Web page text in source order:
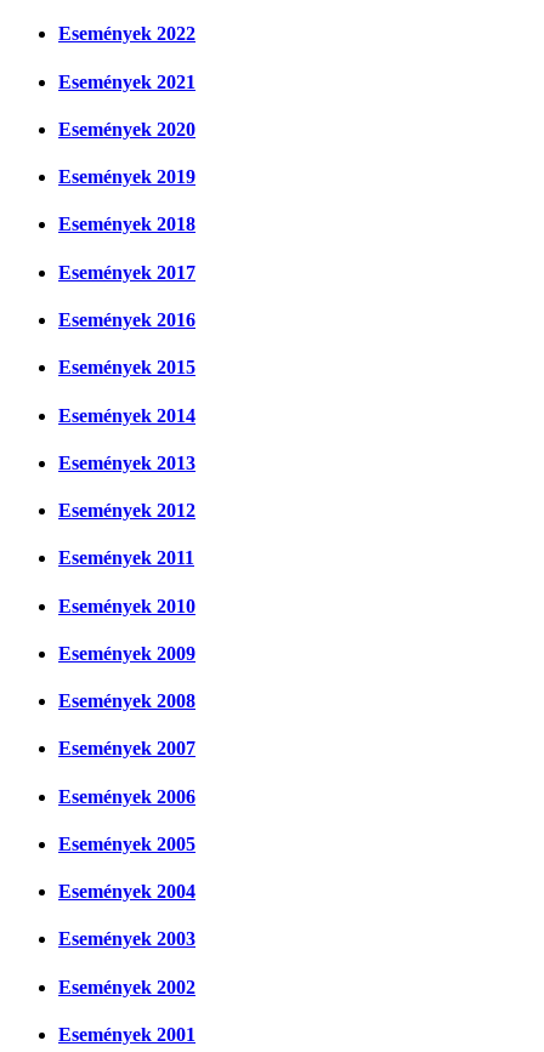
Események 2022
Események 2021
Események 2020
Események 2019
Események 2018
Események 2017
Események 2016
Események 2015
Események 2014
Események 2013
Események 2012
Események 2011
Események 2010
Események 2009
Események 2008
Események 2007
Események 2006
Események 2005
Események 2004
Események 2003
Események 2002
Események 2001